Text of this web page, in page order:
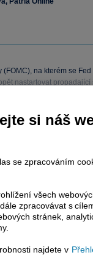
na kterém se Fed
nastartovat propadající
služeb
obnovovat stránku) bez
si náš
se zpracováním
všech
zpracovávat s
stránek,
najdete v